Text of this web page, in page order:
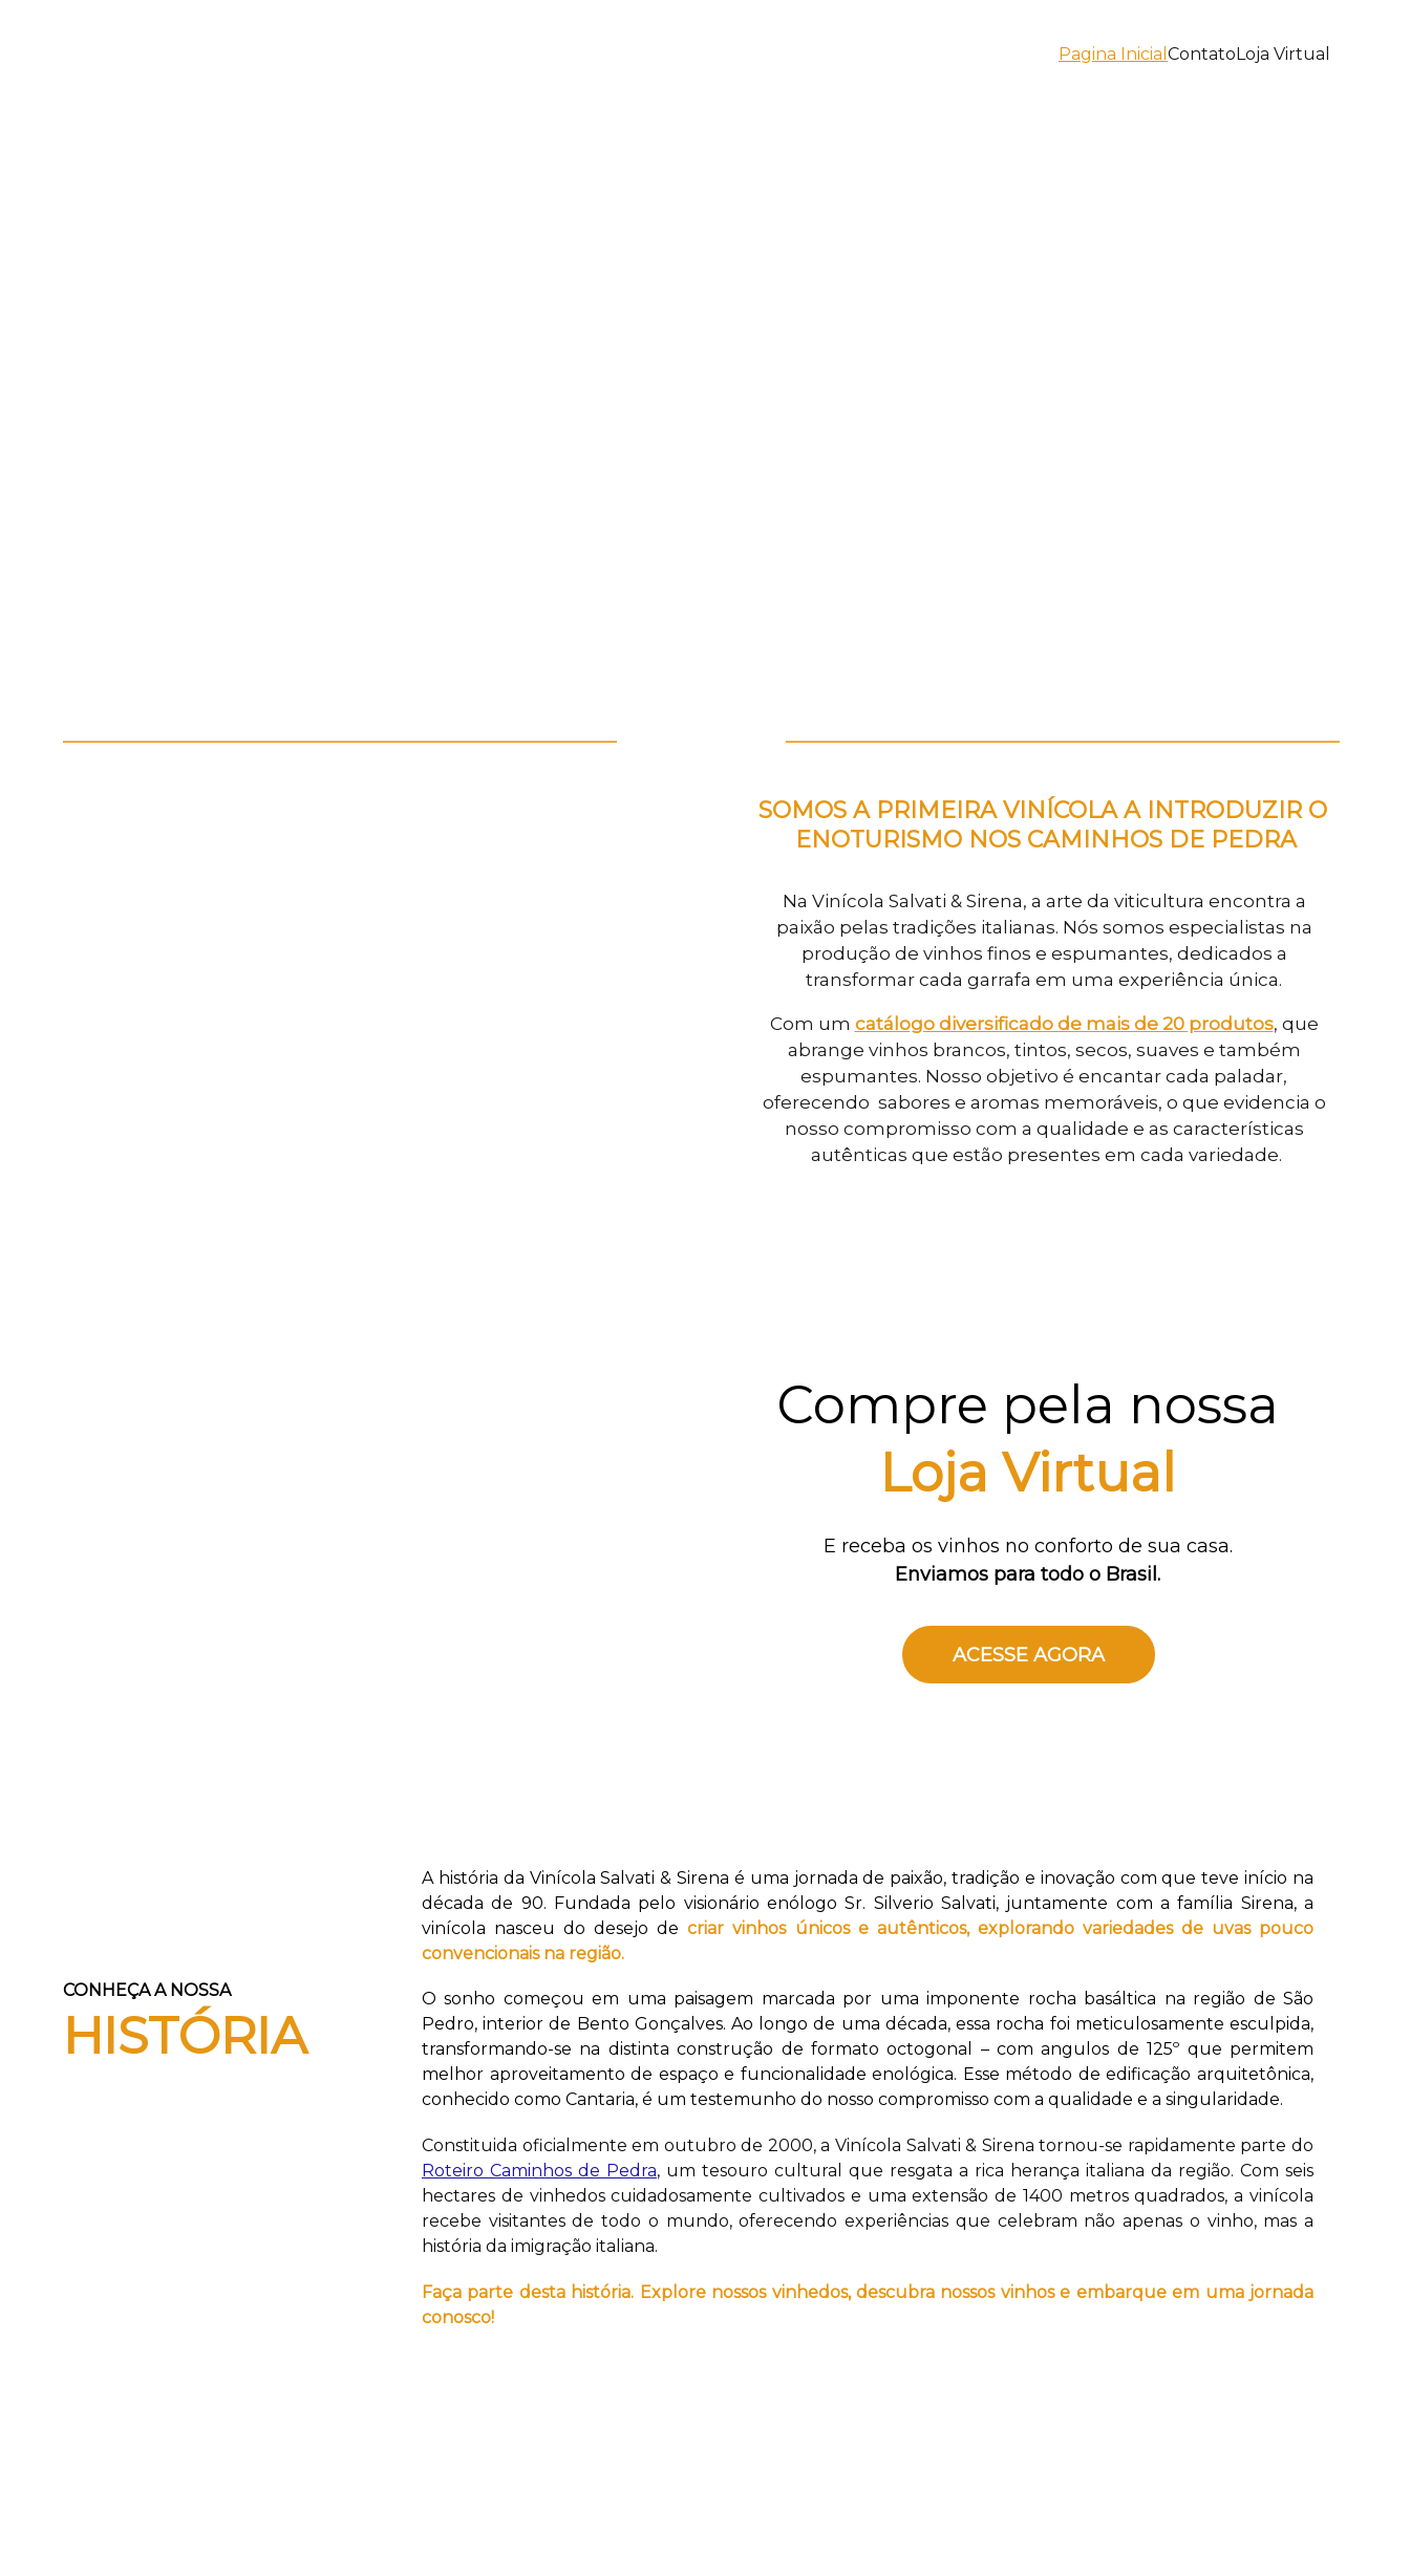
Pagina Inicial ContatoLoja Virtual
SOMOS A PRIMEIRA VINÍCOLA A INTRODUZIR O
ENOTURISMO NOS CAMINHOS DE PEDRA
Na Vinícola Salvati & Sirena, a arte da viticultura encontra a
paixão pelas tradições italianas. Nós somos especialistas na
produção de vinhos finos e espumantes, dedicados a
transformar cada garrafa em uma experiência única.
Com um catálogo diversificado de mais de 20 produtos, que
abrange vinhos brancos, tintos, secos, suaves e também
espumantes. Nosso objetivo é encantar cada paladar,
oferecendo  sabores e aromas memoráveis, o que evidencia o
nosso compromisso com a qualidade e as características
autênticas que estão presentes em cada variedade.
____________________________________________ ____________________________________________
Compre pela nossa
Loja Virtual
E receba os vinhos no conforto de sua casa.
Enviamos para todo o Brasil.
ACESSE AGORA
A história da Vinícola Salvati & Sirena é uma jornada de paixão, tradição e inovação com que teve início na
década de 90. Fundada pelo visionário enólogo Sr. Silverio Salvati, juntamente com a família Sirena, a
vinícola nasceu do desejo de criar vinhos únicos e autênticos, explorando variedades de uvas pouco
convencionais na região.
O sonho começou em uma paisagem marcada por uma imponente rocha basáltica na região de São
Pedro, interior de Bento Gonçalves. Ao longo de uma década, essa rocha foi meticulosamente esculpida,
transformando-se na distinta construção de formato octogonal – com angulos de 125º que permitem
melhor aproveitamento de espaço e funcionalidade enológica. Esse método de edificação arquitetônica,
conhecido como Cantaria, é um testemunho do nosso compromisso com a qualidade e a singularidade.
Constituida oficialmente em outubro de 2000, a Vinícola Salvati & Sirena tornou-se rapidamente parte do
Roteiro Caminhos de Pedra, um tesouro cultural que resgata a rica herança italiana da região. Com seis
hectares de vinhedos cuidadosamente cultivados e uma extensão de 1400 metros quadrados, a vinícola
recebe visitantes de todo o mundo, oferecendo experiências que celebram não apenas o vinho, mas a
história da imigração italiana.
Faça parte desta história. Explore nossos vinhedos, descubra nossos vinhos e embarque em uma jornada
conosco!
HISTÓRIA
CONHEÇA A NOSSA